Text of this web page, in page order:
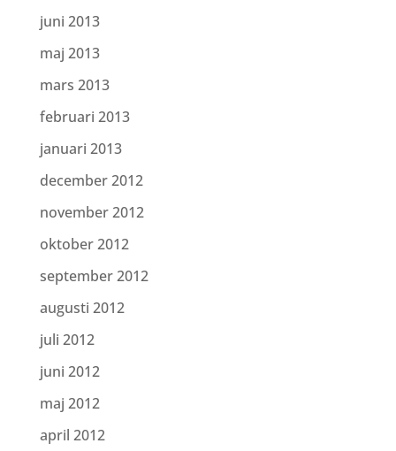
juni 2013
maj 2013
mars 2013
februari 2013
januari 2013
december 2012
november 2012
oktober 2012
september 2012
augusti 2012
juli 2012
juni 2012
maj 2012
april 2012